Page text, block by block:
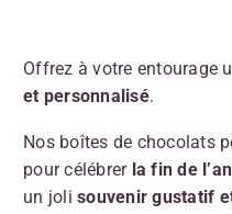
Offrez à votre entourage
et personnalisé.
Nos boîtes de chocolats
pour célébrer la fin de
un joli souvenir gustatif